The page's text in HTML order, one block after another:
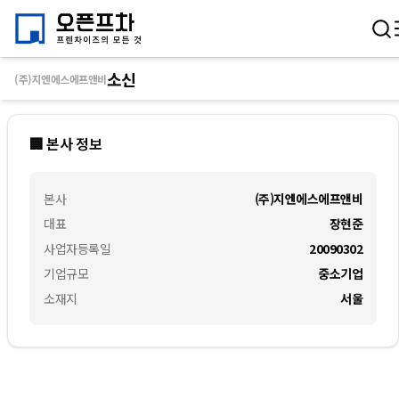
🏢 본사 정보
본사
대표
사업자등록일
기업규모
소재지
(주)지엔에스에프앤비
장현준
20090302
중소기업
서울
(주)지엔에스에프앤비소신